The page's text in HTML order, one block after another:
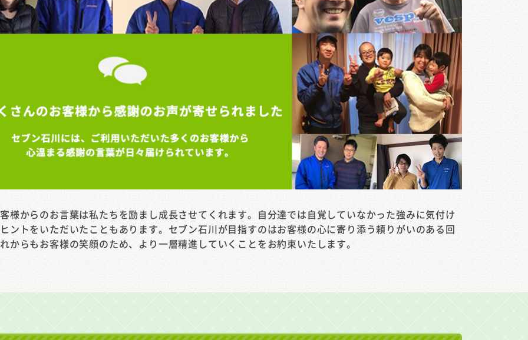
様からのお言葉は私たちを励まし成長させてくれます。自分達では自覚していなかった強みに気付け
ントをいただいたこともあります。セブン石川が目指すのはお客様の心に寄り添う頼りがいのある回
からもお客様の笑顔のため、より一層精進していくことをお約束いたします。